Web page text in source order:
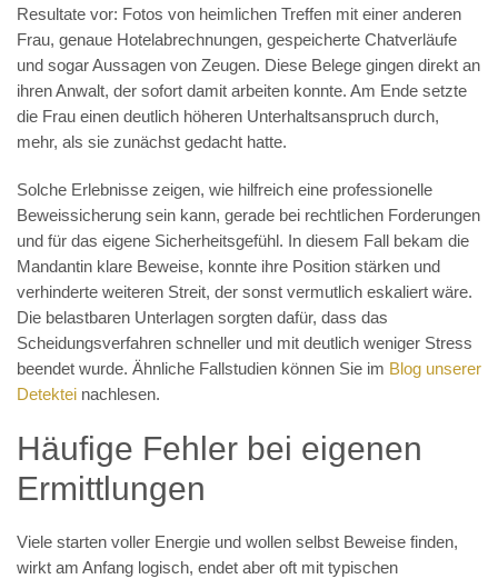
Resultate vor: Fotos von heimlichen Treffen mit einer anderen
Frau, genaue Hotelabrechnungen, gespeicherte Chatverläufe
und sogar Aussagen von Zeugen. Diese Belege gingen direkt an
ihren Anwalt, der sofort damit arbeiten konnte. Am Ende setzte
die Frau einen deutlich höheren Unterhaltsanspruch durch,
mehr, als sie zunächst gedacht hatte.
Solche Erlebnisse zeigen, wie hilfreich eine professionelle
Beweissicherung sein kann, gerade bei rechtlichen Forderungen
und für das eigene Sicherheitsgefühl. In diesem Fall bekam die
Mandantin klare Beweise, konnte ihre Position stärken und
verhinderte weiteren Streit, der sonst vermutlich eskaliert wäre.
Die belastbaren Unterlagen sorgten dafür, dass das
Scheidungsverfahren schneller und mit deutlich weniger Stress
beendet wurde. Ähnliche Fallstudien können Sie im Blog unserer
Detektei nachlesen.
Häufige Fehler bei eigenen
Ermittlungen
Viele starten voller Energie und wollen selbst Beweise finden,
wirkt am Anfang logisch, endet aber oft mit typischen